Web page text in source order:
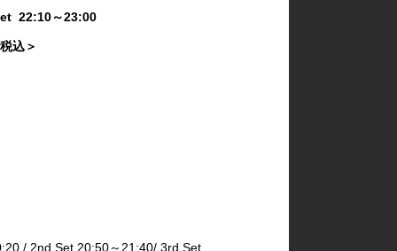
Set 22:10～23:00
込＞
/ 2nd Set 20:50～21:40/ 3rd Set